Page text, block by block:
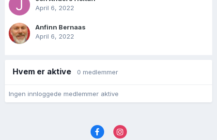
April 6, 2022
Anfinn Bernaas
April 6, 2022
Hvem er aktive 0 medlemmer
Ingen innloggede medlemmer aktive